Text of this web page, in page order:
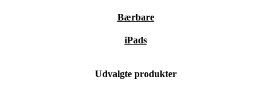
Bærbare
iPads
Udvalgte produkter